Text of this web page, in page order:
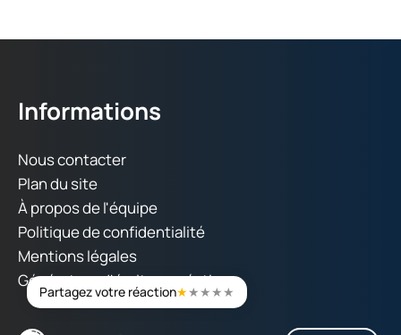
Informations
Nous contacter
Plan du site
À propos de l'équipe
Politique de confidentialité
Mentions légales
Générateur d'écriture créative
Partagez votre réaction★★★★★